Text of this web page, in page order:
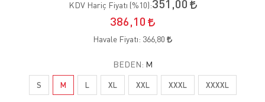
KDV Hariç Fiyatı (%10):351,00
386,10
Havale Fiyatı: 366,80
BEDEN: M
S M L XL XXL XXXL XXXXL